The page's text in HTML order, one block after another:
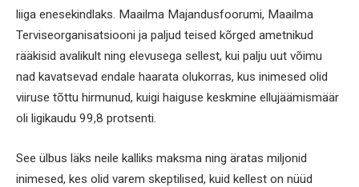
liiga enesekindlaks. Maailma Majandusfoorumi, Maailma
Terviseorganisatsiooni ja paljud teised kõrged ametnikud
rääkisid avalikult ning elevusega sellest, kui palju uut võimu
nad kavatsevad endale haarata olukorras, kus inimesed olid
viiruse tõttu hirmunud, kuigi haiguse keskmine ellujäämismäär
oli ligikaudu 99,8 protsenti.
See ülbus läks neile kalliks maksma ning äratas miljonid
inimesed, kes olid varem skeptilised, kuid kellest on nüüd